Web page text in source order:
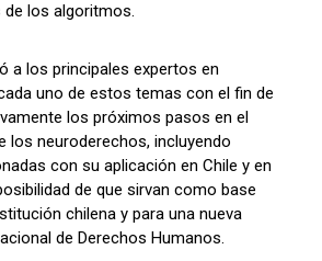
los algoritmos.
a los principales expertos en
uno de estos temas con el fin de
los próximos pasos en el
los neuroderechos, incluyendo
con su aplicación en Chile y en
de que sirvan como base
chilena y para una nueva
de Derechos Humanos.